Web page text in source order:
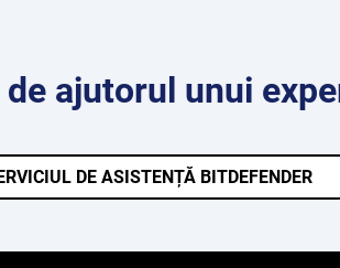
ajutorul unui
DE ASISTENȚĂ BITDEFENDER